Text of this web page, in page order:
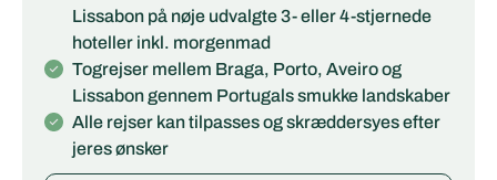
Lissabon på nøje udvalgte 3- eller 4-stjernede
hoteller inkl. morgenmad
Togrejser mellem Braga, Porto, Aveiro og
Lissabon gennem Portugals smukke landskaber
Alle rejser kan tilpasses og skræddersyes efter
jeres ønsker